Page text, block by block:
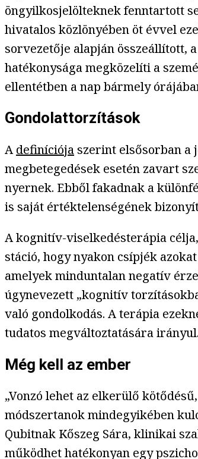
öngyilkosjelölteknek fenntartott
hivatalos közlönyében öt évvel
sorvezetője alapján összeállított,
hatékonysága megközelíti a
ellentétben a nap bármely
Gondolattorzítások
Adefiníciójaszerint elsősorban a
megbetegedések esetén zavart
nyernek. Ebből fakadnak a
is saját értéktelenségének
A kognitív-viselkedésterápia
stáció, hogy nyakon csípjék
amelyek minduntalan negatív
úgynevezett „kognitív
való gondolkodás. A terápia
tudatos megváltoztatására irányul.
Még kell az ember
„Vonzó lehet az elkerülő
módszertanok mindegyikében
Qubitnak Kőszeg Sára, klinikai
működhet hatékonyan egy